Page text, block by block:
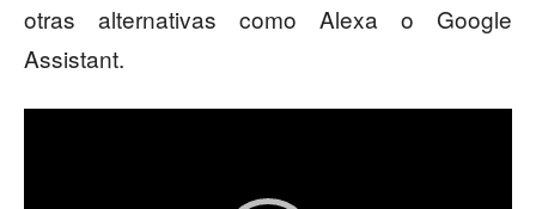
otras alternativas como Alexa o Google
Assistant.